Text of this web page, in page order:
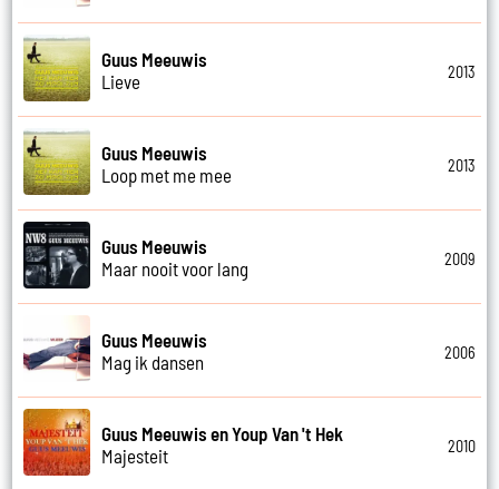
Guus Meeuwis
Lieve
2013
Guus Meeuwis
Loop met me mee
2013
Guus Meeuwis
Maar nooit voor lang
2009
Guus Meeuwis
Mag ik dansen
2006
Guus Meeuwis en Youp Van 't Hek
Majesteit
2010